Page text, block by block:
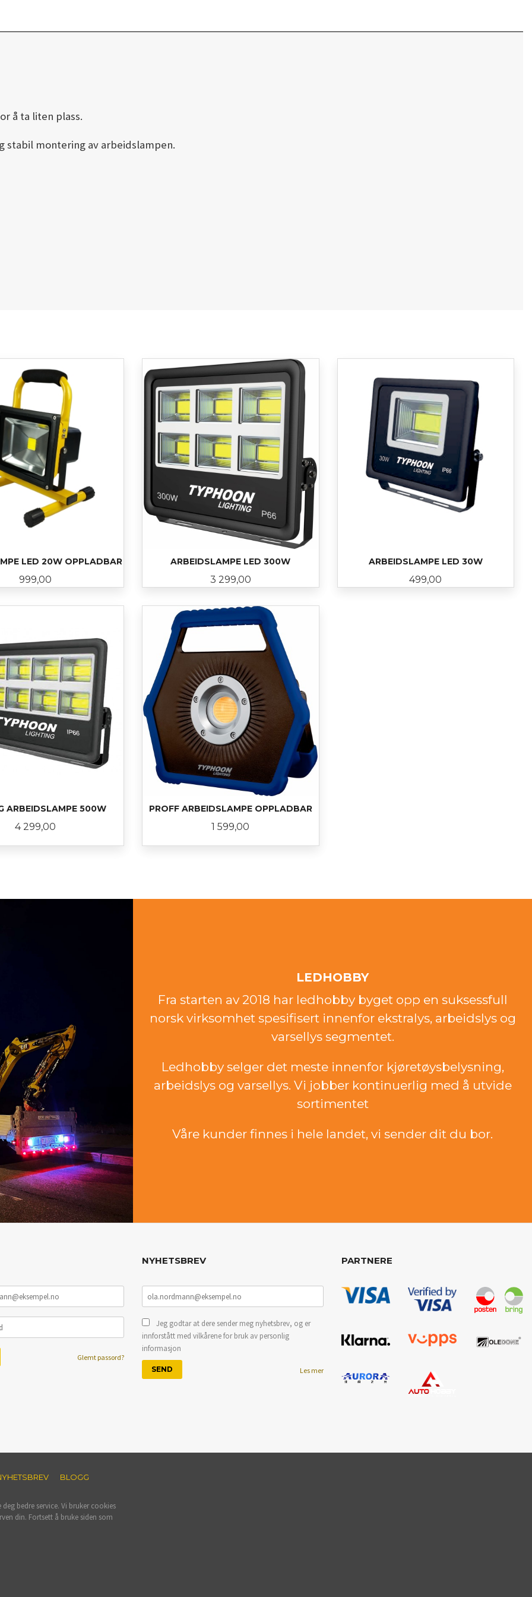
å ta liten plass.
montering av arbeidslampen.
LED 20W OPPLADBAR
Pris
999,00
ARBEIDSLAMPE LED 300W
Pris
3 299,00
LES MER
ARBEIDSLAMPE LED 30W
Pris
499,00
ARBEIDSLAMPE 500W
Pris
4 299,00
PROFF ARBEIDSLAMPE OPPLADBAR
Pris
1 599,00
LEDHOBBY
Fra starten av 2018 har ledhobby byget opp en suksessfull
norsk virksomhet spesifisert innenfor ekstralys, arbeidslys og
varsellys segmentet.
Ledhobby selger det meste innenfor kjøretøysbelysning,
arbeidslys og varsellys. Vi jobber kontinuerlig med å utvide
sortimentet
Våre kunder finnes i hele landet, vi sender dit du bor.
Glemt passord?
NYHETSBREV
Jeg godtar at dere sender meg nyhetsbrev, og er
innforstått med vilkårene for bruk av personlig
informasjon
Les mer
PARTNERE
BLOGG
bedre service. Vi bruker cookies
din. Fortsett å bruke siden som